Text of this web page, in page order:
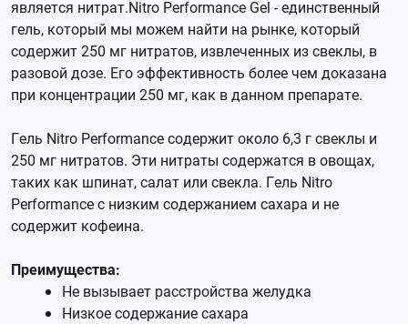
является нитрат.Nitro Performance Gel - единственный
гель, который мы можем найти на рынке, который
содержит 250 мг нитратов, извлеченных из свеклы, в
разовой дозе. Его эффективность более чем доказана
при концентрации 250 мг, как в данном препарате.
Гель Nitro Performance содержит около 6,3 г свеклы и
250 мг нитратов. Эти нитраты содержатся в овощах,
таких как шпинат, салат или свекла. Гель Nitro
Performance с низким содержанием сахара и не
содержит кофеина.
Преимущества:
Не вызывает расстройства желудка
Низкое содержание сахара